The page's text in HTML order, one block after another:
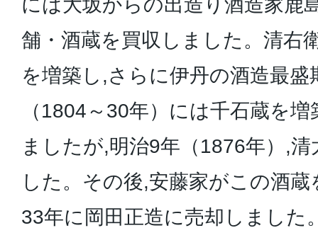
には大坂からの出造り酒造家鹿
舗・酒蔵を買収しました。清右
を増築し,さらに伊丹の酒造最盛
（1804～30年）には千石蔵を
ましたが,明治9年（1876年）,
した。その後,安藤家がこの酒
33年に岡田正造に売却しました